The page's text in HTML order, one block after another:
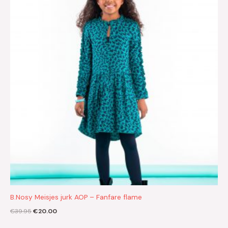
B.Nosy Meisjes jurk AOP – Fanfare flame
€39.95€20.00